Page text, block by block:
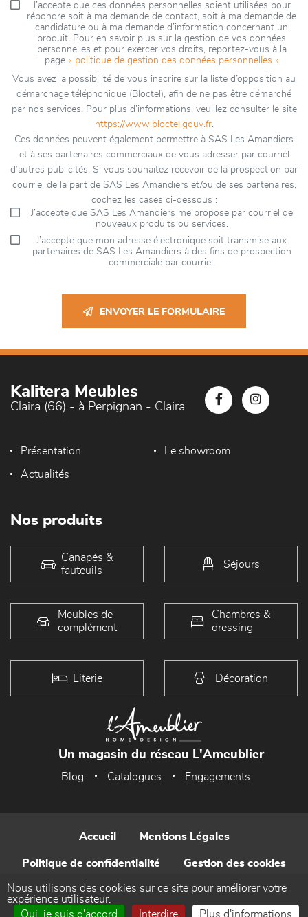
J’accepte que ces données personnelles soient utilisées pour
répondre soit à ma demande de contact, soit à ma demande de
candidature ou à ma demande d’information concernant un
produit. Pour en savoir plus sur la gestion de vos données
personnelles et pour exercer vos droits, reportez-vous à la
page « politique de gestion des données personnelles »
Vous avez la possibilité de vous inscrire sur la liste d’opposition au
démarchage téléphonique (Bloctel), afin de ne pas être démarché
par nos services. Pour plus d’informations, veuillez consulter le site
https://www.bloctel.gouv.fr.
Ces données peuvent également permettre à SAS Les Amandiers
et à ses partenaires commerciaux de vous adresser par courriel
d’autres publicités. Si vous souhaitez recevoir de la prospection par
courriel de la part de SAS Les Amandiers et/ou de ses partenaires,
cochez les cases ci-dessous :
J’accepte que SAS Les Amandiers me propose par courriel de
nouveaux produits ou services.
J’accepte que mon adresse électronique soit transmise aux
partenaires de SAS Les Amandiers à des fins de prospection
commerciale par courriel.
ENVOYER LE FORMULAIRE
Kalitera Meubles
Claira (66) - à Perpignan - Claira
Présentation Le showroom
Actualités
Nos produits
Canapés &
fauteuils
Séjours
Meubles de
complément
Chambres &
dressing
Literie Décoration
Un magasin du réseau L'Ameublier
Blog Catalogues Engagements
Accueil Mentions Légales
Politique de confidentialité Gestion des cookies
Contact
Nous utilisons des cookies sur ce site pour améliorer votre
expérience utilisateur.
Oui, je suis d'accord
Interdire Plus d'informations